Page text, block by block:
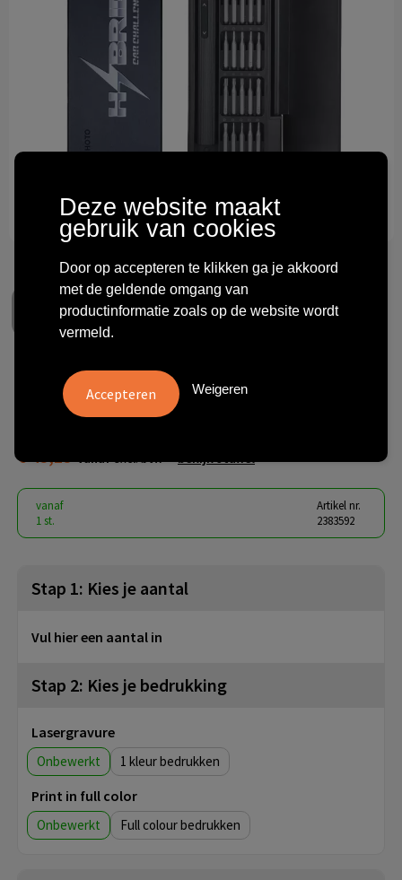
Technologie & gadgets
Themageschenken
Hoto Electric Precision
Screwdriver
€ 45,15 vanafexcl. btw - bekijk staffel
vanaf
1 st.
Artikel nr.
2383592
Stap 1: Kies je aantal
Vul hier een aantal in
Stap 2: Kies je bedrukking
Lasergravure
Onbewerkt 1
Print in full color
Onbewerkt Full colour
Deze website maakt
gebruik van cookies
Door op accepteren te klikken ga je akkoord
met de geldende omgang van
productinformatie zoals op de website wordt
vermeld.
Weigeren